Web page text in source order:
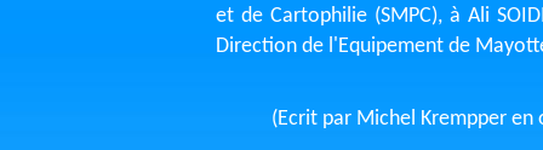
et de Cartophilie (SMPC), à Ali
Direction de l'Equipement de
(Ecrit par Michel Krempper